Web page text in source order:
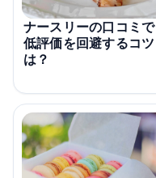
ナースリーの口コミで
低評価を回避するコツ
は？